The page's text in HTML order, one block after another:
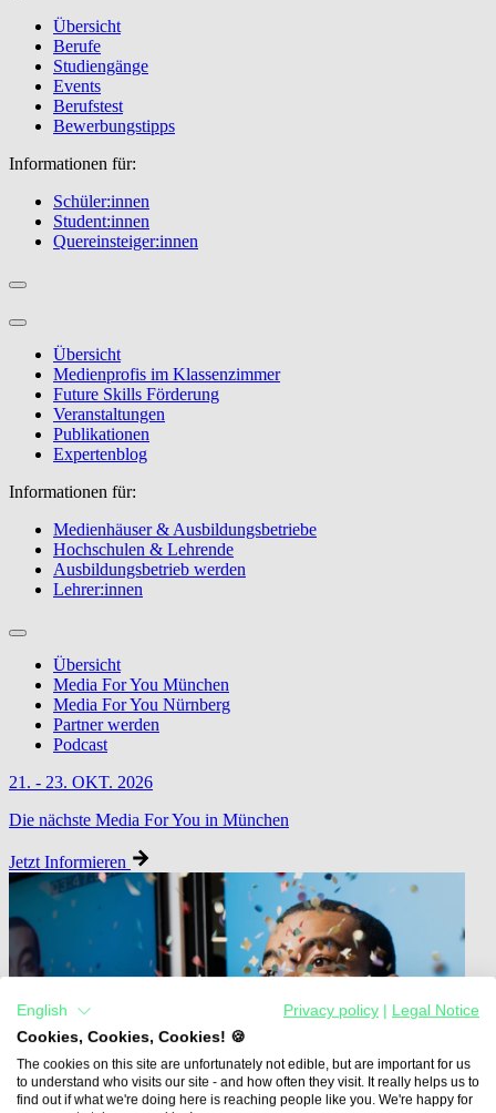
Übersicht
Berufe
Studiengänge
Events
Berufstest
Bewerbungstipps
Informationen für:
Schüler:innen
Student:innen
Quereinsteiger:innen
Übersicht
Medienprofis im Klassenzimmer
Future Skills Förderung
Veranstaltungen
Publikationen
Expertenblog
Informationen für:
Medienhäuser & Ausbildungsbetriebe
Hochschulen & Lehrende
Ausbildungsbetrieb werden
Lehrer:innen
Übersicht
Media For You München
Media For You Nürnberg
Partner werden
Podcast
21. - 23. OKT. 2026
Die nächste Media For You in München
Jetzt Informieren
English Privacy policy
Legal Notice
Cookies, Cookies, Cookies! 🍪
The cookies on this site are unfortunately not edible, but are important for us
to understand who visits our site - and how often they visit. It really helps us to
find out if what we're doing here is reaching people like you. We're happy for